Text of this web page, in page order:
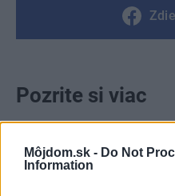
Môjdom.sk - Do Not
Information
Pozrite si viac